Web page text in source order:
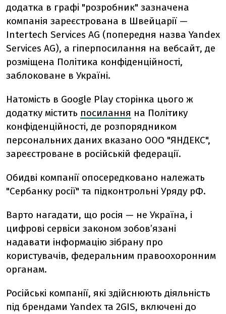
додатка в графі "розробник" зазначена
компанія зареєстрована в Швейцарії —
Intertech Services AG (попередня назва Yandex
Services AG), а гіперпосилання на вебсайт, де
розміщена Політика конфіденційності,
заблоковане в Україні.
Натомість в Google Play сторінка цього ж
додатку містить посилання на Політику
конфіденційності, де розпорядником
персональних даних вказано ООО "ЯНДЕКС",
зареєстроване в російській федерації.
Обидві компанії опосередковано належать
"Сербанку росії" та підконтрольні Уряду рФ.
Варто нагадати, що росія — не Україна, і
цифрові сервіси законом зобов’язані
надавати інформацію зібрану про
користувачів, федеральним правоохоронним
органам.
Російські компанії, які здійснюють діяльність
під брендами Yandex та 2GIS, включені до